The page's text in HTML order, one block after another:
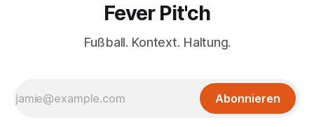
Fever Pit'ch
Fußball. Kontext. Haltung.
Abonnieren